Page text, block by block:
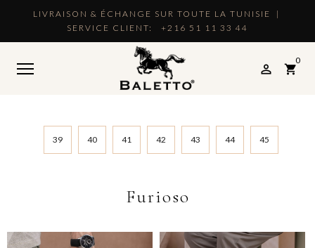
LIVRAISON & ÉCHANGE SUR TOUTE LA TUNISIE |
SERVICE CLIENT:
+216 51 11 33 44
 shopping_cart
0
39 40 41 42 43 44 45
Furioso